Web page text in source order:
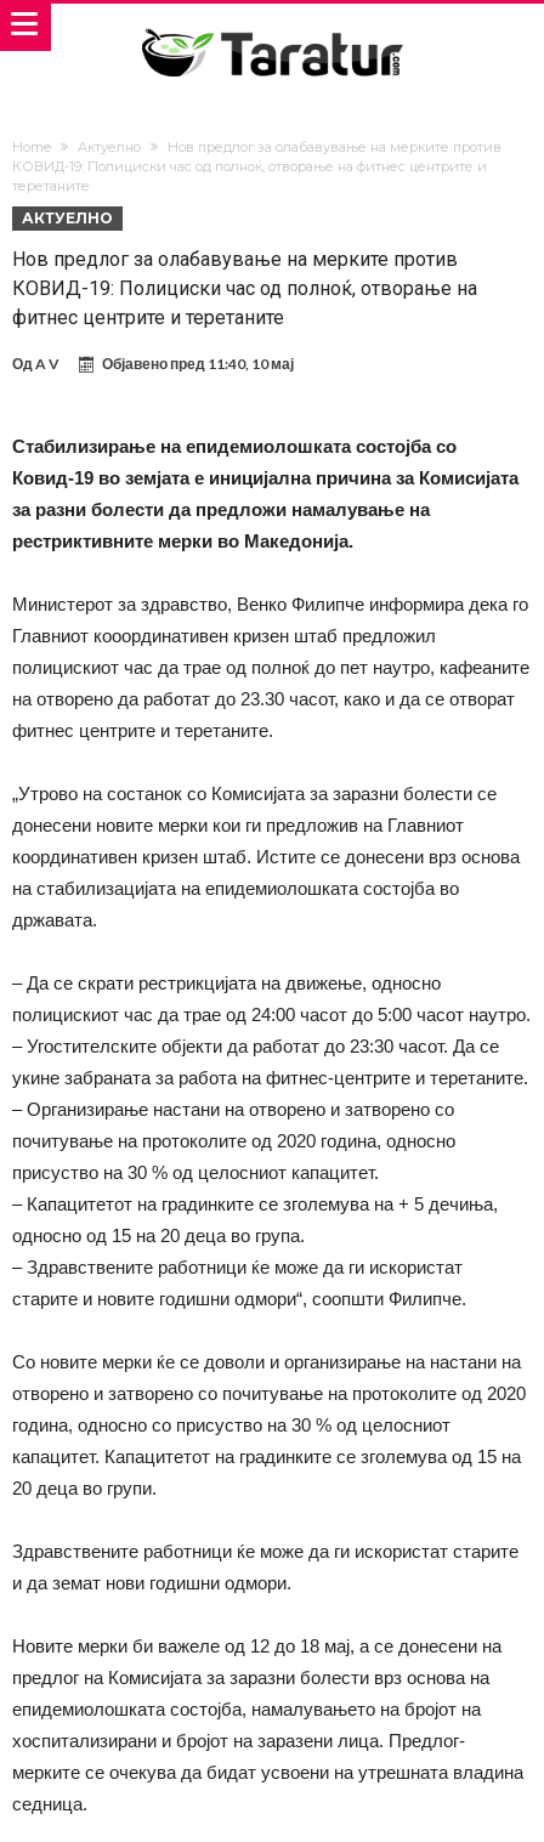
Home Актуелно
Нов предлог за олабавување на мерките против
КОВИД-19: Полициски час од полноќ, отворање на фитнес центрите и
теретаните
АКТУЕЛНО
Нов предлог за олабавување на мерките против
КОВИД-19: Полициски час од полноќ, отворање на
фитнес центрите и теретаните
ОдA V Објавено пред 11:40, 10 мај
Стабилизирање на епидемиолошката состојба со
Ковид-19 во земјата е иницијална причина за Комисијата
за разни болести да предложи намалување на
рестриктивните мерки во Македонија.
Министерот за здравство, Венко Филипче информира дека го
Главниот кооординативен кризен штаб предложил
полицискиот час да трае од полноќ до пет наутро, кафеаните
на отворено да работат до 23.30 часот, како и да се отворат
фитнес центрите и теретаните.
„Утрово на состанок со Комисијата за заразни болести се
донесени новите мерки кои ги предложив на Главниот
координативен кризен штаб. Истите се донесени врз основа
на стабилизацијата на епидемиолошката состојба во
државата.
– Да се скрати рестрикцијата на движење, односно
полицискиот час да трае од 24:00 часот до 5:00 часот наутро.
– Угостителските објекти да работат до 23:30 часот. Да се
укине забраната за работа на фитнес-центрите и теретаните.
– Организирање настани на отворено и затворено со
почитување на протоколите од 2020 година, односно
присуство на 30 % од целосниот капацитет.
– Капацитетот на градинките се зголемува на + 5 дечиња,
односно од 15 на 20 деца во група.
– Здравствените работници ќе може да ги искористат
старите и новите годишни одмори“, соопшти Филипче.
Со новите мерки ќе се доволи и организирање на настани на
отворено и затворено со почитување на протоколите од 2020
година, односно со присуство на 30 % од целосниот
капацитет. Капацитетот на градинките се зголемува од 15 на
20 деца во групи.
Здравствените работници ќе може да ги искористат старите
и да земат нови годишни одмори.
Новите мерки би важеле од 12 до 18 мај, а се донесени на
предлог на Комисијата за заразни болести врз основа на
епидемиолошката состојба, намалувањето на бројот на
хоспитализирани и бројот на заразени лица. Предлог-
мерките се очекува да бидат усвоени на утрешната владина
седница.